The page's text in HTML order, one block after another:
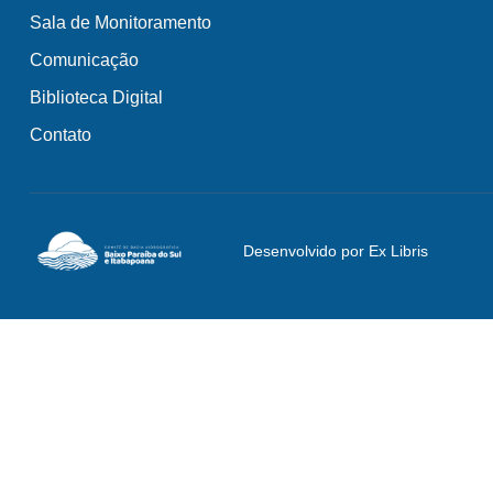
Sala de Monitoramento
Comunicação
Biblioteca Digital
Contato
Desenvolvido por Ex Libris